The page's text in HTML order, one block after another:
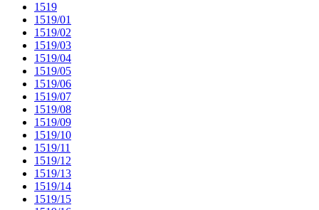
1519
1519/01
1519/02
1519/03
1519/04
1519/05
1519/06
1519/07
1519/08
1519/09
1519/10
1519/11
1519/12
1519/13
1519/14
1519/15